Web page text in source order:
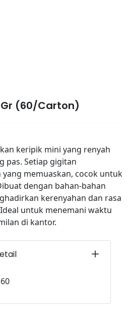
(60/Carton)
keripik mini yang renyah
pas. Setiap gigitan
memuaskan, cocok untuk
dengan bahan-bahan
kerenyahan dan rasa
untuk menemani waktu
di kantor.